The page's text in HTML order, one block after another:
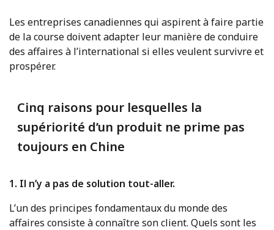
Les entreprises canadiennes qui aspirent à faire partie
de la course doivent adapter leur manière de conduire
des affaires à l’international si elles veulent survivre et
prospérer.
Cinq raisons pour lesquelles la
supériorité d’un produit ne prime pas
toujours en Chine
1. Il n’y a pas de solution tout-aller.
L’un des principes fondamentaux du monde des
affaires consiste à connaître son client. Quels sont les